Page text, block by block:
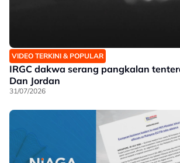
VIDEO TERKINI & POPULAR
IRGC dakwa serang pangkalan
Dan Jordan
31/07/2026